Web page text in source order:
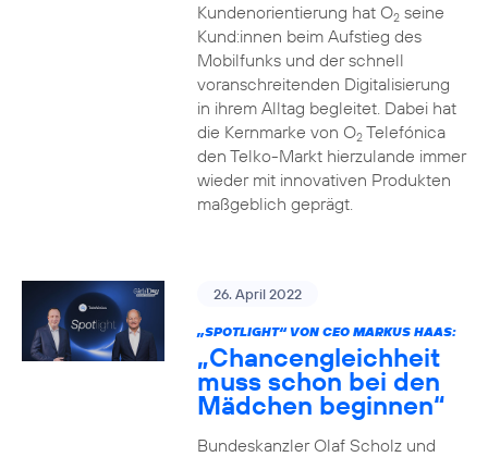
Kundenorientierung hat O2seine
Kund:innen beim Aufstieg des
Mobilfunks und der schnell
voranschreitenden Digitalisierung
in ihrem Alltag begleitet. Dabei hat
die Kernmarke von O2Telefónica
den Telko-Markt hierzulande immer
wieder mit innovativen Produkten
maßgeblich geprägt.
26. April 2022
„SPOTLIGHT“ VON CEO MARKUS HAAS:
„Chancengleichheit
muss schon bei den
Mädchen beginnen“
Bundeskanzler Olaf Scholz und